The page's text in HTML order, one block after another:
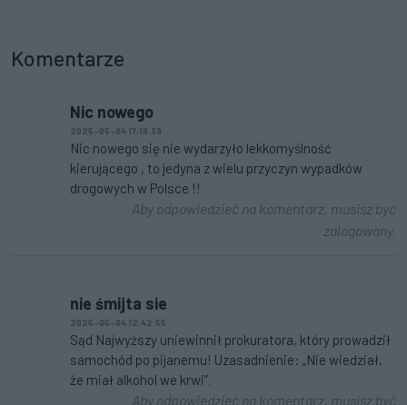
Komentarze
Nic nowego
2025-05-04 17:19:39
Nic nowego się nie wydarzyło lekkomyślność
kierującego , to jedyna z wielu przyczyn wypadków
drogowych w Polsce !!
Aby odpowiedzieć na komentarz, musisz być
zalogowany.
nie śmijta sie
2025-05-04 12:42:55
Sąd Najwyższy uniewinnił prokuratora, który prowadził
samochód po pijanemu! Uzasadnienie: „Nie wiedział,
że miał alkohol we krwi”.
Aby odpowiedzieć na komentarz, musisz być